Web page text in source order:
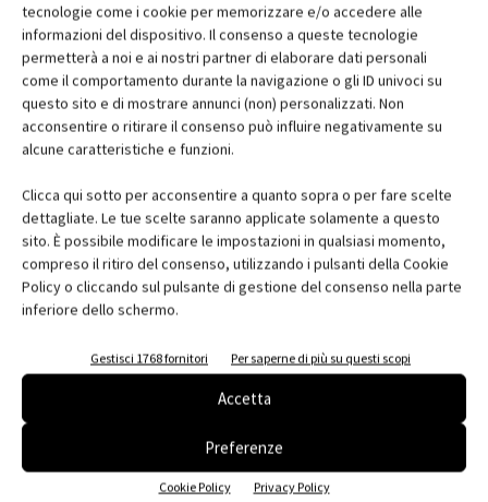
tecnologie come i cookie per memorizzare e/o accedere alle
informazioni del dispositivo. Il consenso a queste tecnologie
permetterà a noi e ai nostri partner di elaborare dati personali
come il comportamento durante la navigazione o gli ID univoci su
questo sito e di mostrare annunci (non) personalizzati. Non
acconsentire o ritirare il consenso può influire negativamente su
alcune caratteristiche e funzioni.
Clicca qui sotto per acconsentire a quanto sopra o per fare scelte
dettagliate. Le tue scelte saranno applicate solamente a questo
sito. È possibile modificare le impostazioni in qualsiasi momento,
compreso il ritiro del consenso, utilizzando i pulsanti della Cookie
Policy o cliccando sul pulsante di gestione del consenso nella parte
inferiore dello schermo.
Gestisci 1768 fornitori Per saperne di più su questi scopi
Accetta
Preferenze
Cookie Policy Privacy Policy
Edicola web
Iscriviti alla newsletter
EVENTI